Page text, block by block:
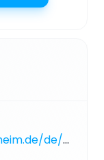
https://gasometer-pforzheim.de/de/home